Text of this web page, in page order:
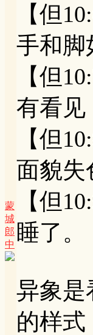
蒙
城
郎
中
【但
手和脚
【但
有看见
【但
面貌失
【但
睡了。
异象是
的样式